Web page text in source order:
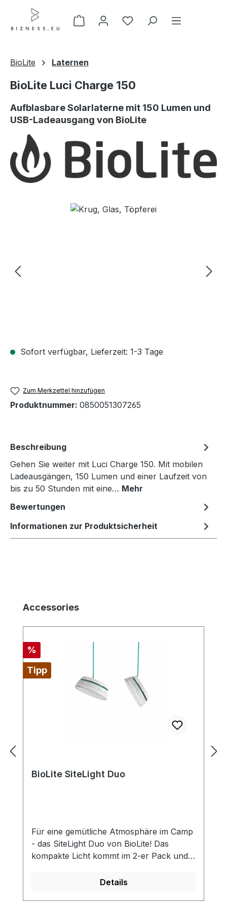
Zum Hauptinhalt springen
BioLite Laternen
BioLite Luci Charge 150
Aufblasbare Solarlaterne mit 150 Lumen und
USB-Ladeausgang von BioLite
Bildergalerie überspringen
Sofort verfügbar, Lieferzeit: 1-3 Tage
Zum Merkzettel hinzufügen
Produktnummer: 0850051307265
Beschreibung
Gehen Sie weiter mit Luci Charge 150. Mit mobilen
Ladeausgängen, 150 Lumen und einer Laufzeit von
bis zu 50 Stunden mit eine… Mehr
Bewertungen
Informationen zur Produktsicherheit
Produktgalerie überspringen
Accessories
Rabatt
%
Tipp
BioLite SiteLight Duo
Für eine gemütliche Atmosphäre im Camp
- das SiteLight Duo von BioLite! Das
kompakte Licht kommt im 2-er Pack und
Transport einfach zu einer Kugel
Details